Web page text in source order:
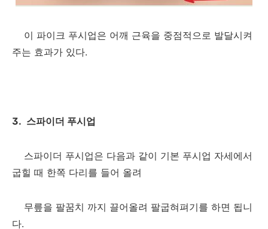
이 파이크 푸시업은 어깨 근육을 중점적으로 발달시켜
주는 효과가 있다.
3. 스파이더 푸시업
스파이더 푸시업은 다음과 같이 기본 푸시업 자세에서
굽힐 때 한쪽 다리를 들어 올려
무릎을 팔꿈치 까지 끌어올려 팔굽혀펴기를 하면 됩니
다.